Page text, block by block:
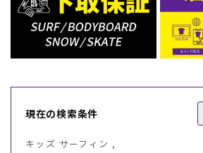
現在の検索条件
キッズ サーフィン ,